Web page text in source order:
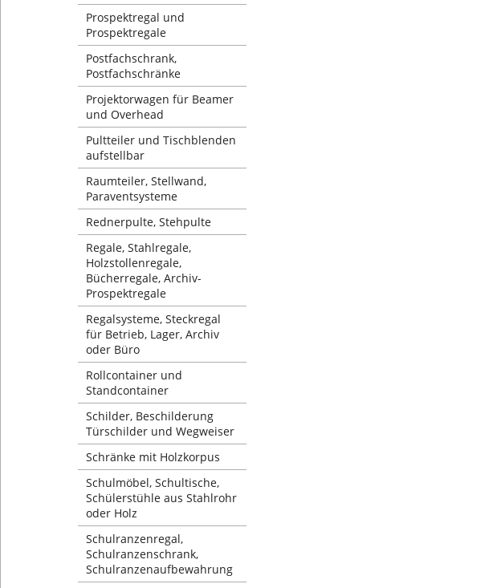
Prospektregal und
Prospektregale
Postfachschrank,
Postfachschränke
Projektorwagen für Beamer
und Overhead
Pultteiler und Tischblenden
aufstellbar
Raumteiler, Stellwand,
Paraventsysteme
Rednerpulte, Stehpulte
Regale, Stahlregale,
Holzstollenregale,
Bücherregale, Archiv-
Prospektregale
Regalsysteme, Steckregal
für Betrieb, Lager, Archiv
oder Büro
Rollcontainer und
Standcontainer
Schilder, Beschilderung
Türschilder und Wegweiser
Schränke mit Holzkorpus
Schulmöbel, Schultische,
Schülerstühle aus Stahlrohr
oder Holz
Schulranzenregal,
Schulranzenschrank,
Schulranzenaufbewahrung